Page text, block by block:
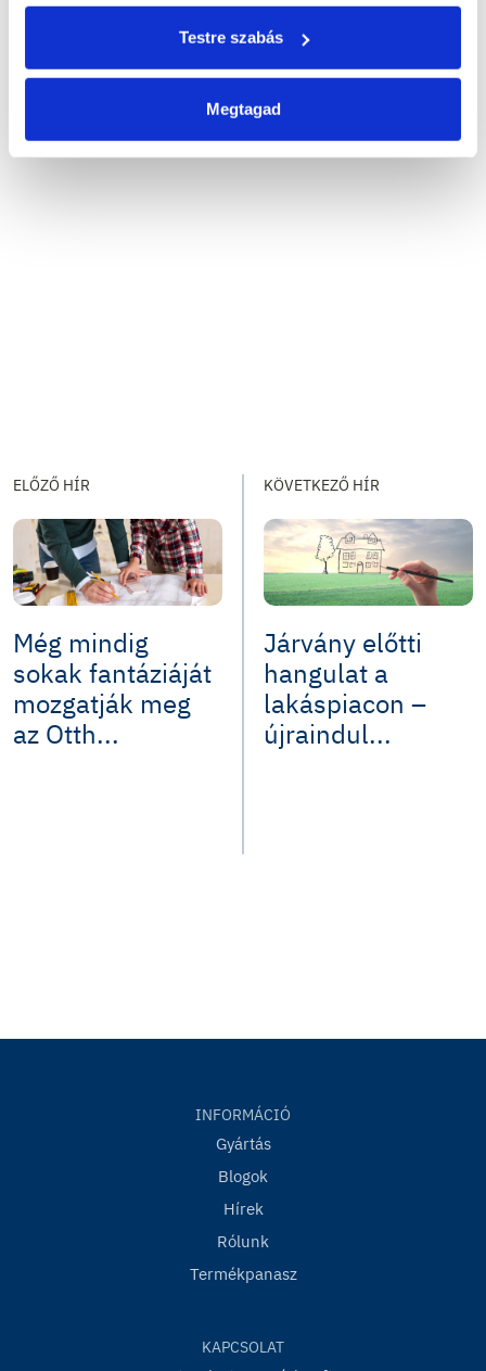
Testre szabás
Megtagad
ELŐZŐ HÍR
Még mindig
sokak fantáziáját
mozgatják meg
az Otth...
KÖVETKEZŐ HÍR
Járvány előtti
hangulat a
lakáspiacon –
újraindul...
INFORMÁCIÓ
Gyártás
Blogok
Hírek
Rólunk
Termékpanasz
KAPCSOLAT